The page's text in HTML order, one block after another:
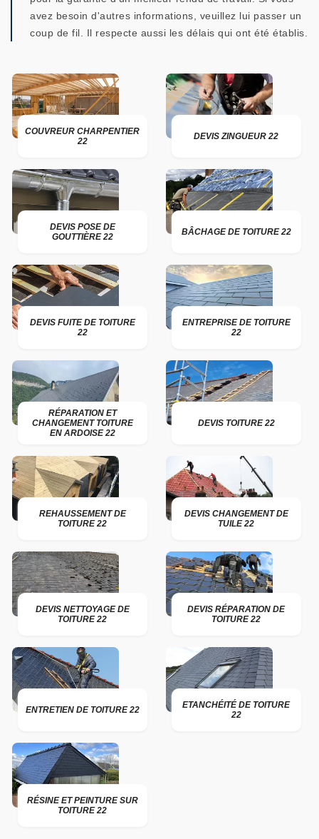
avez besoin d'autres informations, veuillez lui passer un
coup de fil. Il respecte aussi les délais qui ont été établis.
COUVREUR CHARPENTIER
22
DEVIS ZINGUEUR 22
DEVIS POSE DE
GOUTTIÈRE 22
BÂCHAGE DE TOITURE 22
DEVIS FUITE DE TOITURE
22
ENTREPRISE DE TOITURE
22
RÉPARATION ET
CHANGEMENT TOITURE
EN ARDOISE 22
DEVIS TOITURE 22
REHAUSSEMENT DE
TOITURE 22
DEVIS CHANGEMENT DE
TUILE 22
DEVIS NETTOYAGE DE
TOITURE 22
DEVIS RÉPARATION DE
TOITURE 22
ENTRETIEN DE TOITURE 22
ETANCHÉITÉ DE TOITURE
22
RÉSINE ET PEINTURE SUR
TOITURE 22